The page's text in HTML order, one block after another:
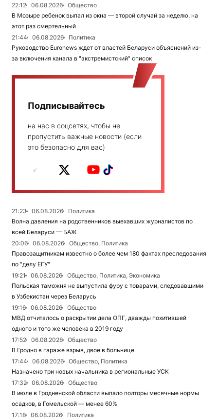
22:12
06.08.2026
Общество
В Мозыре ребенок выпал из окна — второй случай за неделю, на
этот раз смертельный
21:44
06.08.2026
Политика
Руководство Euronews ждет от властей Беларуси объяснений из-
за включения канала в "экстремистский" список
Подписывайтесь
на нас в соцсетях, чтобы не
пропустить важные новости (если
это безопасно для вас)
21:23 06.08.2026
Политика
Волна давления на родственников выехавших журналистов по
всей Беларуси — БАЖ
20:06
06.08.2026
Общество, Политика
Правозащитникам известно о более чем 180 фактах преследования
по "делу ЕГУ"
19:21
06.08.2026
Общество, Политика, Экономика
Польская таможня не выпустила фуру с товарами, следовавшими
в Узбекистан через Беларусь
19:16
06.08.2026
Общество
МВД отчиталось о раскрытии дела ОПГ, дважды похитившей
одного и того же человека в 2019 году
17:52
06.08.2026
Общество
В Гродно в гараже взрыв, двое в больнице
17:44
06.08.2026
Общество, Политика
Назначено три новых начальника в региональные УСК
17:32
06.08.2026
Общество
В июле в Гродненской области выпало полторы месячные нормы
осадков, в Гомельской — менее 60%
17:18
06.08.2026
Политика